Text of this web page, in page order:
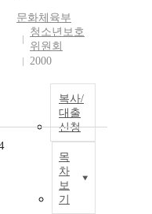
문화체육부
청소년보호
위원회
2000
복사/
대출
신청
목
차
보
기